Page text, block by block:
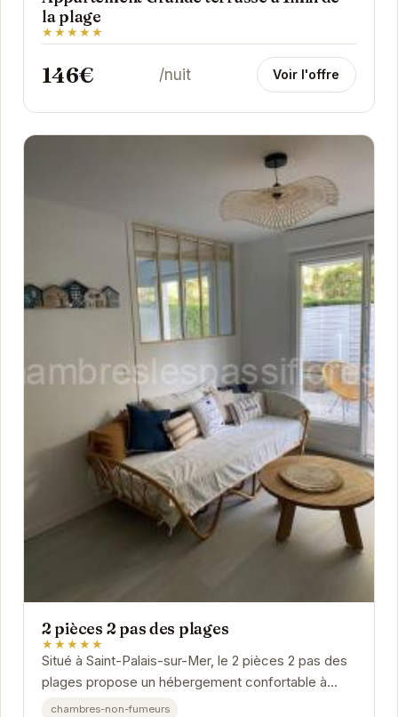
la plage
★★★★★
146€ /nuit Voir l'offre
2 pièces 2 pas des plages
★★★★★
Situé à Saint-Palais-sur-Mer, le 2 pièces 2 pas des
plages propose un hébergement confortable à
proximité des plages.
chambres-non-fumeurs